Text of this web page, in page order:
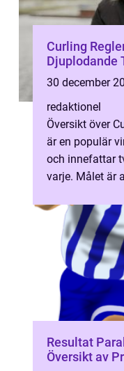
Curling
Djuplodande
30 december
redaktionel
Översikt över
är en populär
och innefattar
varje. Målet är
Resultat
Översikt av